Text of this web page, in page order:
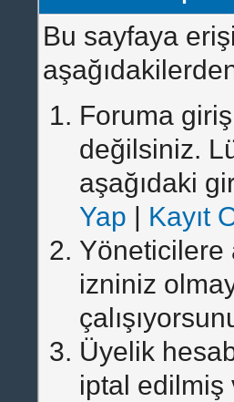
Bu sayfaya
Foruma giriş
değilsiniz.
aşağıdaki
Yap
Kayıt
Yöneticilere
izniniz
Üyelik
iptal edilmiş